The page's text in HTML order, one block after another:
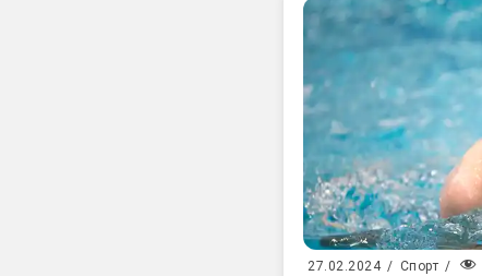
27.02.2024 / Спорт /